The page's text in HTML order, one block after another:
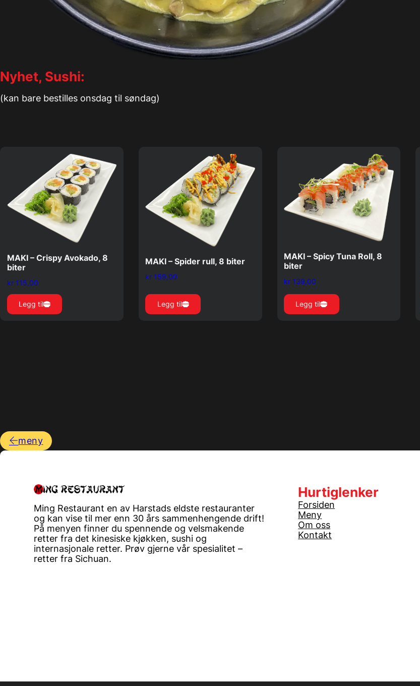
Nyhet, Sushi:
(kan bare bestilles onsdag til søndag)
MAKI – Crispy Avokado, 8
biter
kr115,00
Legg til
MAKI – Spider rull, 8 biter
kr 159,00
Legg til
MAKI – Spicy Tuna Roll, 8
biter
kr 139,00
Legg til
meny
Ming Restaurant en av Harstads eldste restauranter
og kan vise til mer enn 30 års sammenhengende drift!
På menyen finner du spennende og velsmakende
retter fra det kinesiske kjøkken, sushi og
internasjonale retter. Prøv gjerne vår spesialitet –
retter fra Sichuan.
Hurtiglenker
Forsiden
Meny
Om oss
Kontakt